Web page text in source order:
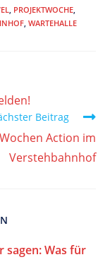
PROJEKTWOCHE
WARTEHALLE
Beitrag
Action im
Verstehbahnhof
sagen: Was für